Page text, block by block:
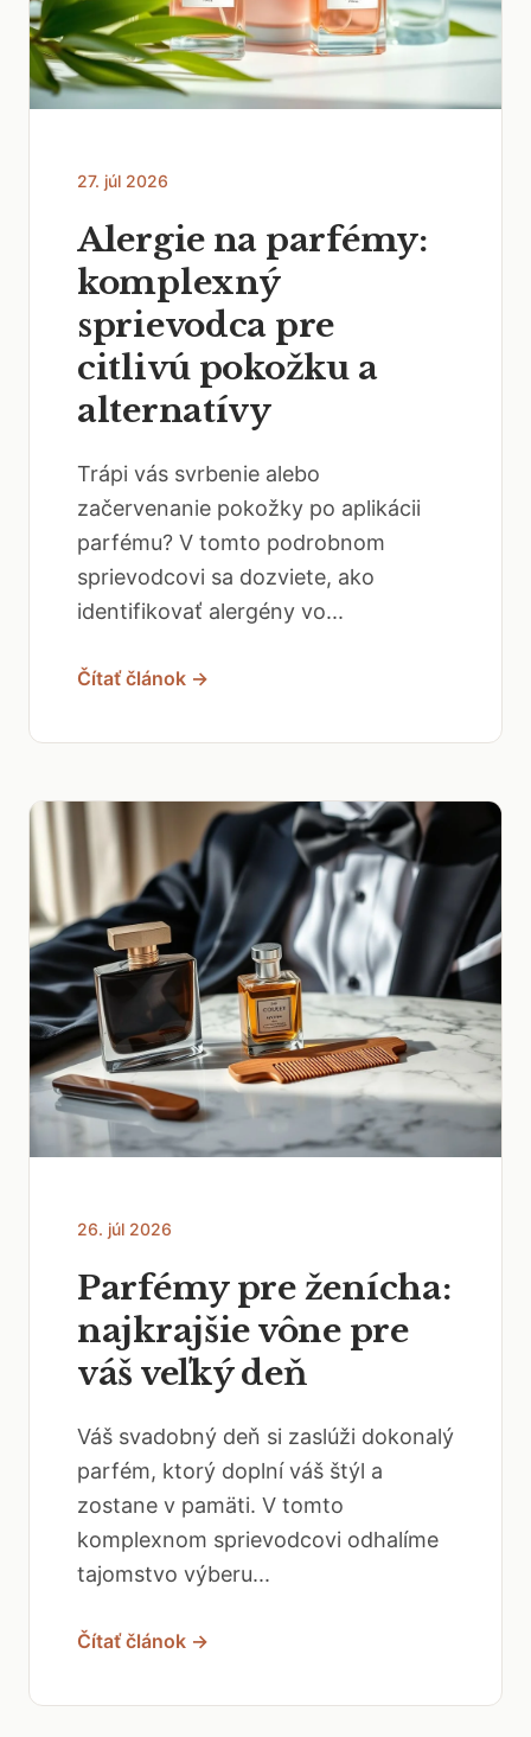
27. júl 2026
Alergie na parfémy:
komplexný
sprievodca pre
citlivú pokožku a
alternatívy
Trápi vás svrbenie alebo
začervenanie pokožky po aplikácii
parfému? V tomto podrobnom
sprievodcovi sa dozviete, ako
identifikovať alergény vo...
Čítať článok →
26. júl 2026
Parfémy pre ženícha:
najkrajšie vône pre
váš veľký deň
Váš svadobný deň si zaslúži dokonalý
parfém, ktorý doplní váš štýl a
zostane v pamäti. V tomto
komplexnom sprievodcovi odhalíme
tajomstvo výberu...
Čítať článok →